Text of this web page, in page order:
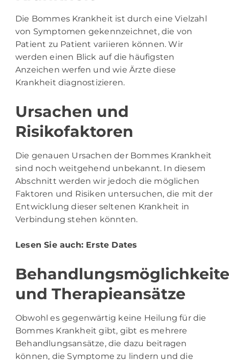
Die Bommes Krankheit ist durch eine Vielzahl
von Symptomen gekennzeichnet, die von
Patient zu Patient variieren können. Wir
werden einen Blick auf die häufigsten
Anzeichen werfen und wie Ärzte diese
Krankheit diagnostizieren.
Ursachen und
Risikofaktoren
Die genauen Ursachen der Bommes Krankheit
sind noch weitgehend unbekannt. In diesem
Abschnitt werden wir jedoch die möglichen
Faktoren und Risiken untersuchen, die mit der
Entwicklung dieser seltenen Krankheit in
Verbindung stehen könnten.
Lesen Sie auch: Erste Dates
und Therapieansätze
Obwohl es gegenwärtig keine Heilung für die
Bommes Krankheit gibt, gibt es mehrere
Behandlungsansätze, die dazu beitragen
können, die Symptome zu lindern und die